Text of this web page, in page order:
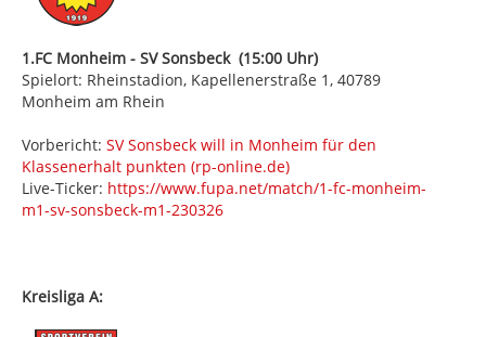
1.FC Monheim - SV Sonsbeck (15:00 Uhr)
Spielort: Rheinstadion, Kapellenerstraße 1, 40789
Monheim am Rhein
Vorbericht: SV Sonsbeck will in Monheim für den
Klassenerhalt punkten (rp-online.de)
Live-Ticker: https://www.fupa.net/match/1-fc-monheim-
m1-sv-sonsbeck-m1-230326
Kreisliga A: